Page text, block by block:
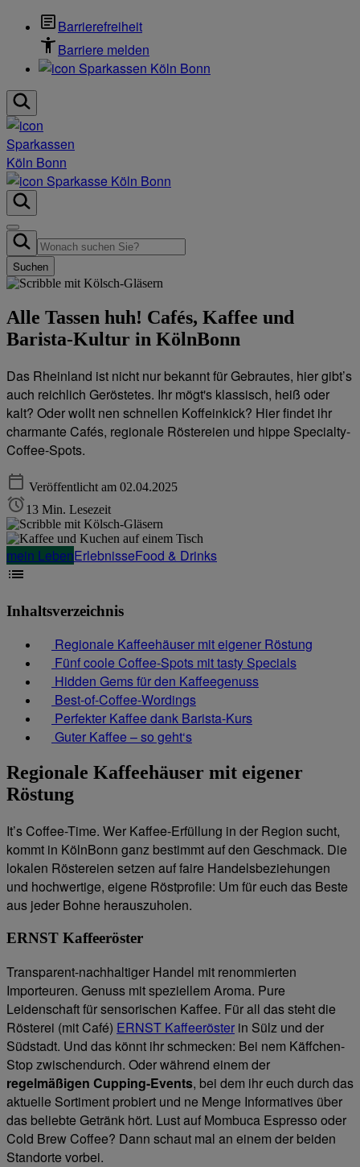
Barrierefreiheit
Barriere melden
Suchen
Alle Tassen huh! Cafés, Kaffee und
Barista-Kultur in KölnBonn
Das Rheinland ist nicht nur bekannt für Gebrautes, hier gibt’s
auch reichlich Geröstetes. Ihr mögt's klassisch, heiß oder
kalt? Oder wollt nen schnellen Koffeinkick? Hier findet ihr
charmante Cafés, regionale Röstereien und hippe Specialty-
Coffee-Spots.
Veröffentlicht am 02.04.2025
13 Min. Lesezeit
mein LebenErlebnisseFood & Drinks
Inhaltsverzeichnis
Regionale Kaffeehäuser mit eigener Röstung
Fünf coole Coffee-Spots mit tasty Specials
Hidden Gems für den Kaffeegenuss
Best-of-Coffee-Wordings
Perfekter Kaffee dank Barista-Kurs
Guter Kaffee – so geht‘s
Regionale Kaffeehäuser mit eigener
Röstung
It’s Coffee-Time. Wer Kaffee-Erfüllung in der Region sucht,
kommt in KölnBonn ganz bestimmt auf den Geschmack. Die
lokalen Röstereien setzen auf faire Handelsbeziehungen
und hochwertige, eigene Röstprofile: Um für euch das Beste
aus jeder Bohne herauszuholen.
ERNST Kaffeeröster
Transparent-nachhaltiger Handel mit renommierten
Importeuren. Genuss mit speziellem Aroma. Pure
Leidenschaft für sensorischen Kaffee. Für all das steht die
Rösterei (mit Café) ERNST Kaffeeröster in Sülz und der
Südstadt. Und das könnt ihr schmecken: Bei nem Käffchen-
Stop zwischendurch. Oder während einem der
regelmäßigen Cupping-Events, bei dem ihr euch durch das
aktuelle Sortiment probiert und ne Menge Informatives über
das beliebte Getränk hört. Lust auf Mombuca Espresso oder
Cold Brew Coffee? Dann schaut mal an einem der beiden
Standorte vorbei.